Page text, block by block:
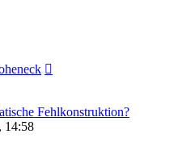
Fehlkonstruktion?
14:58